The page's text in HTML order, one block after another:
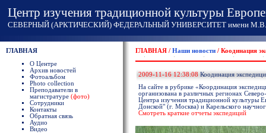
Центр изучения традиционной культуры
СЕВЕРНЫЙ (АРКТИЧЕСКИЙ) ФЕДЕРАЛЬНЫЙ УНИВЕРСИТЕТ имени М.В.
ГЛАВНАЯ
О Центре
Архив новостей
Фотоальбом
Photo collection
Преподаватели в
магистратуре (фото)
Сотрудники
Контакты
Обратная связь
Аудио
Видео
ГЛАВНАЯ / Наши новости / Коодинация
2009-11-16 12:38:08 Коодинация
На сайте в рубрике «Координация
организована в различных регионах
Центра изучения традиционной культуры
Донской" (г. Москва) и Карельского
Смотреть краткие отчеты экспедиций